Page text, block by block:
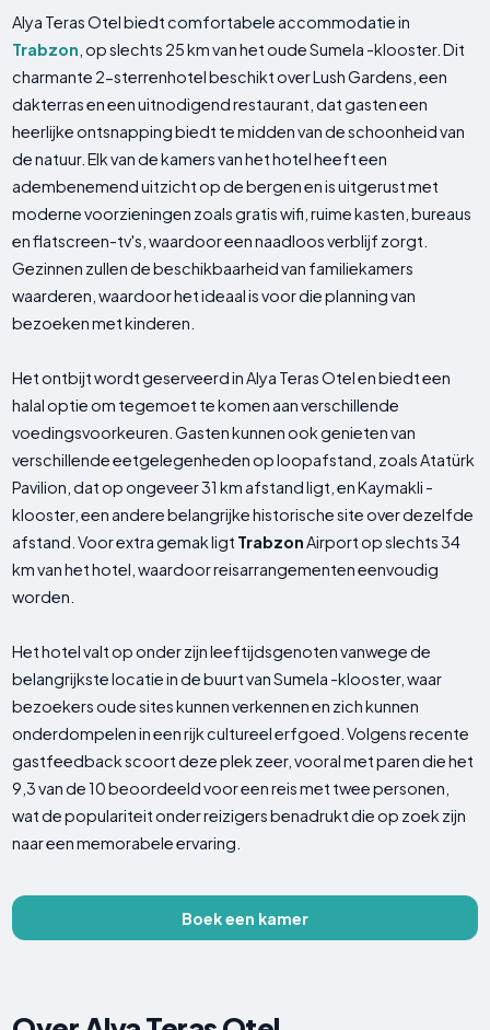
Alya Teras Otel biedt comfortabele accommodatie in
Trabzon , op slechts 25 km van het oude Sumela -klooster. Dit
charmante 2-sterrenhotel beschikt over Lush Gardens, een
dakterras en een uitnodigend restaurant, dat gasten een
heerlijke ontsnapping biedt te midden van de schoonheid van
de natuur. Elk van de kamers van het hotel heeft een
adembenemend uitzicht op de bergen en is uitgerust met
moderne voorzieningen zoals gratis wifi, ruime kasten, bureaus
en flatscreen-tv's, waardoor een naadloos verblijf zorgt.
Gezinnen zullen de beschikbaarheid van familiekamers
waarderen, waardoor het ideaal is voor die planning van
bezoeken met kinderen.
Het ontbijt wordt geserveerd in Alya Teras Otel en biedt een
halal optie om tegemoet te komen aan verschillende
voedingsvoorkeuren. Gasten kunnen ook genieten van
verschillende eetgelegenheden op loopafstand, zoals Atatürk
Pavilion, dat op ongeveer 31 km afstand ligt, en Kaymakli -
klooster, een andere belangrijke historische site over dezelfde
afstand. Voor extra gemak ligt TrabzonAirport op slechts 34
km van het hotel, waardoor reisarrangementen eenvoudig
worden.
Het hotel valt op onder zijn leeftijdsgenoten vanwege de
belangrijkste locatie in de buurt van Sumela -klooster, waar
bezoekers oude sites kunnen verkennen en zich kunnen
onderdompelen in een rijk cultureel erfgoed. Volgens recente
gastfeedback scoort deze plek zeer, vooral met paren die het
9,3 van de 10 beoordeeld voor een reis met twee personen,
wat de populariteit onder reizigers benadrukt die op zoek zijn
naar een memorabele ervaring.
Boek een kamer